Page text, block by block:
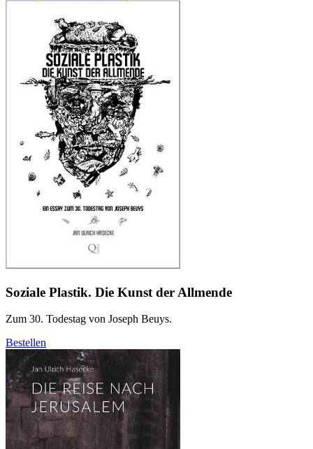
Soziale Plastik. Die Kunst der Allmende
Zum 30. Todestag von Joseph Beuys.
Bestellen